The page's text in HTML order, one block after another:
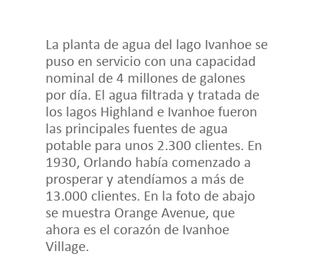
La planta de agua del lago Ivanhoe se
puso en servicio con una capacidad
nominal de 4 millones de galones
por día. El agua filtrada y tratada de
los lagos Highland e Ivanhoe fueron
las principales fuentes de agua
potable para unos 2.300 clientes. En
1930, Orlando había comenzado a
prosperar y atendíamos a más de
13.000 clientes. En la foto de abajo
se muestra Orange Avenue, que
ahora es el corazón de Ivanhoe
Village.